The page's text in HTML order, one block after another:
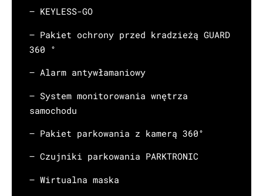
– KEYLESS-GO
– Pakiet ochrony przed kradzieżą GUARD
360 °
– Alarm antywłamaniowy
– System monitorowania wnętrza
samochodu
– Pakiet parkowania z kamerą 360°
– Czujniki parkowania PARKTRONIC
– Wirtualna maska